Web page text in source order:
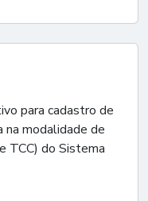
para cadastro de
modalidade de
TCC) do Sistema